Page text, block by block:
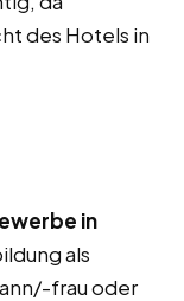
des Hotels in
in
als
frau oder